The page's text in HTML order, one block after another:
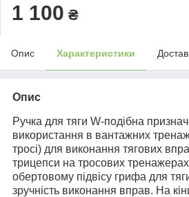
1 100 ₴
Опис Характеристики
Опис
Ручка для тяги W-подібна
використання в вантажних
тросі) для виконання тягових
трицепси на тросових
обертовому підвісу грифа для
зручність виконання вправ. На